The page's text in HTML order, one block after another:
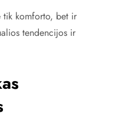
tik komforto, bet ir
tendencijos ir